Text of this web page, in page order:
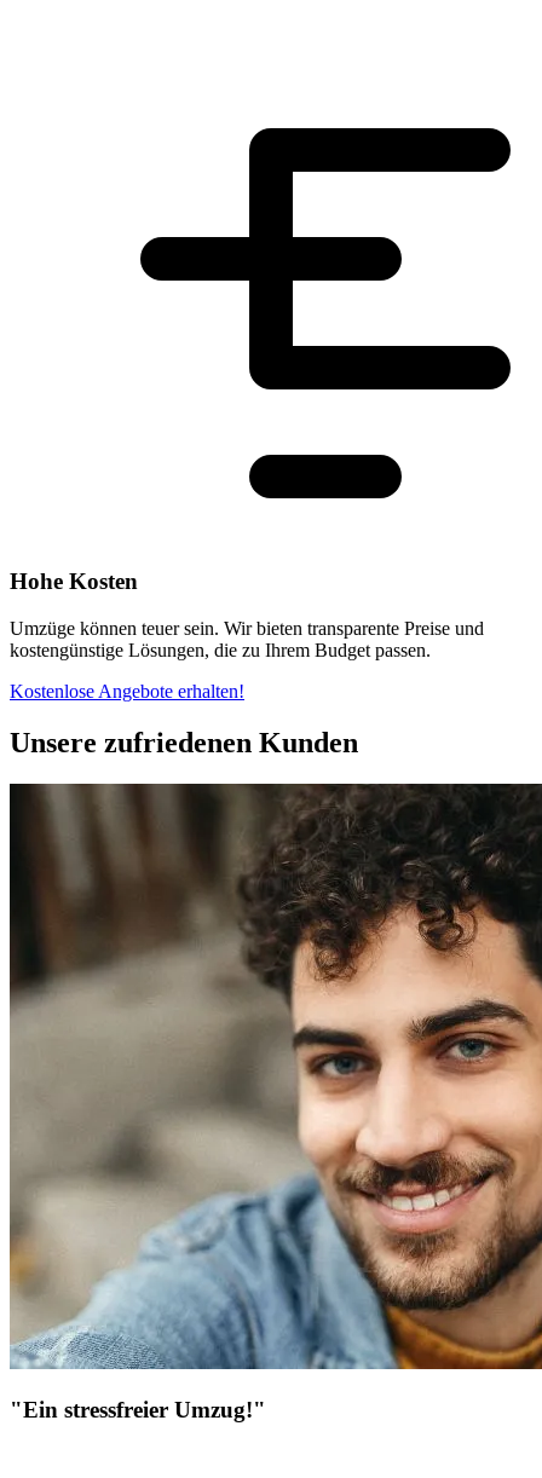
Hohe Kosten
Umzüge können teuer sein. Wir bieten transparente Preise und
kostengünstige Lösungen, die zu Ihrem Budget passen.
Kostenlose Angebote erhalten!
Unsere zufriedenen Kunden
"Ein stressfreier Umzug!"